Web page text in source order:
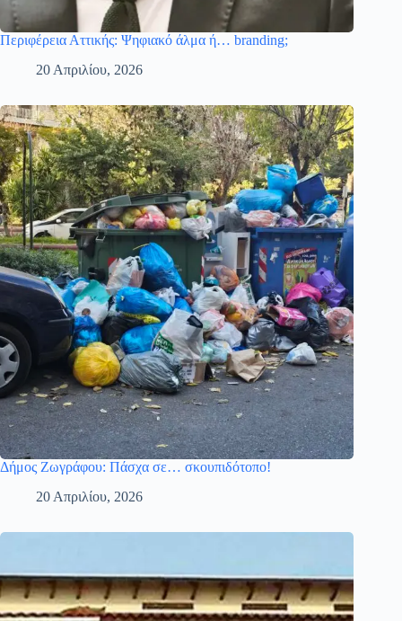
Περιφέρεια Αττικής: Ψηφιακό άλμα ή… branding;
20 Απριλίου, 2026
Δήμος Ζωγράφου: Πάσχα σε… σκουπιδότοπο!
20 Απριλίου, 2026